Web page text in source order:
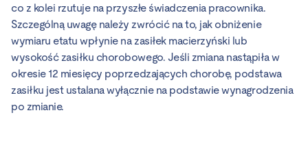
co z kolei rzutuje na przyszłe świadczenia pracownika.
Szczególną uwagę należy zwrócić na to, jak obniżenie
wymiaru etatu wpłynie na zasiłek macierzyński lub
wysokość zasiłku chorobowego. Jeśli zmiana nastąpiła w
okresie 12 miesięcy poprzedzających chorobę, podstawa
zasiłku jest ustalana wyłącznie na podstawie wynagrodzenia
po zmianie.